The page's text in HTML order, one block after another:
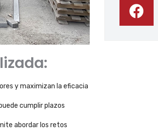
y maximizan la eficacia
cumplir plazos
abordar los retos